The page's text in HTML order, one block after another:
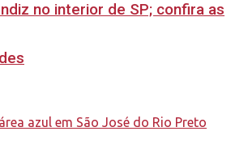
no interior de SP; confira as